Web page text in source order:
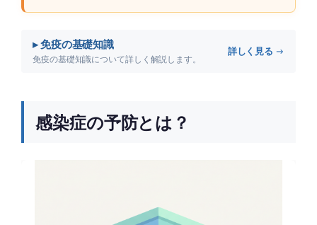
▸ 免疫の基礎知識
免疫の基礎知識について詳しく解説します。
詳しく見る →
感染症の予防とは？